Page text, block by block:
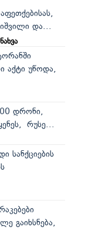
და...
ნახვა
აქტი უწოდა,
დრონი,
რუსე...
სანქციების
გაიხსნება,